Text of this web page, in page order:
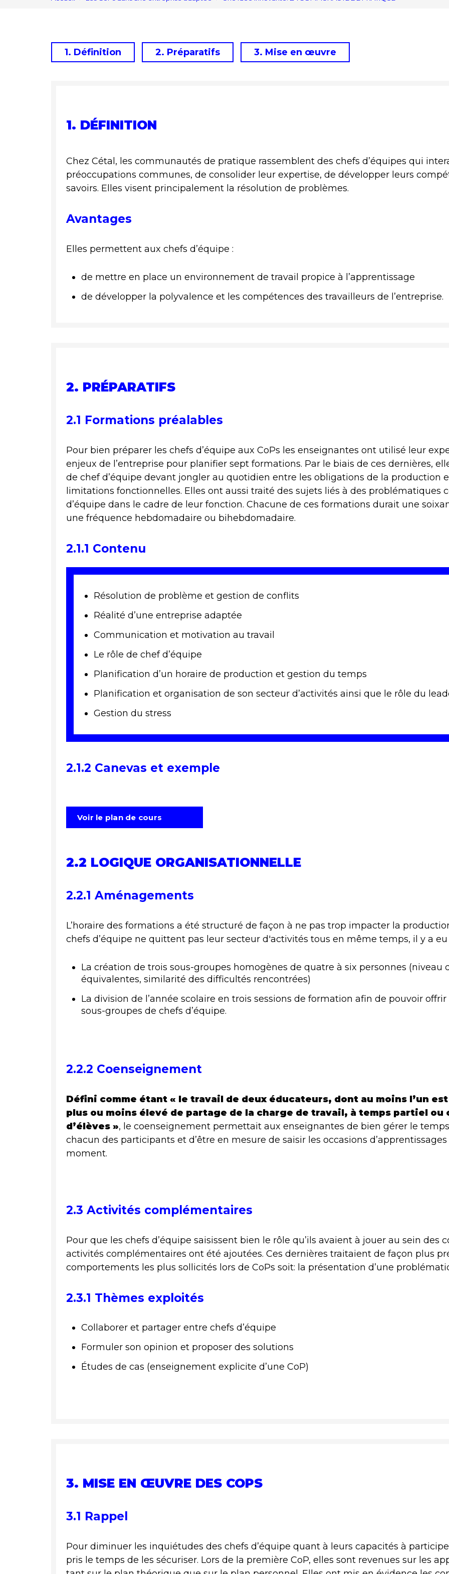
1. Définition 2. Préparatifs 3. Mise en œuvre
1. DÉFINITION
Chez Cétal, les communautés de pratique rassemblent des chefs d’équipes qui
préoccupations communes, de consolider leur expertise, de développer leurs
savoirs. Elles visent principalement la résolution de problèmes.
Avantages
Elles permettent aux chefs d’équipe :
de mettre en place un environnement de travail propice à l’apprentissage
de développer la polyvalence et les compétences des travailleurs de l’entreprise.
2. PRÉPARATIFS
2.1 Formations préalables
Pour bien préparer les chefs d’équipe aux CoPs les enseignantes ont utilisé leur
enjeux de l’entreprise pour planifier sept formations. Par le biais de ces dernières,
de chef d’équipe devant jongler au quotidien entre les obligations de la production
limitations fonctionnelles. Elles ont aussi traité des sujets liés à des problématiques
d’équipe dans le cadre de leur fonction. Chacune de ces formations durait une
une fréquence hebdomadaire ou bihebdomadaire.
2.1.1 Contenu
Résolution de problème et gestion de conflits
Réalité d’une entreprise adaptée
Communication et motivation au travail
Le rôle de chef d’équipe
Planification d’un horaire de production et gestion du temps
Planification et organisation de son secteur d’activités ainsi que le rôle du
Gestion du stress
2.1.2 Canevas et exemple
Voir le plan de cours
2.2 LOGIQUE ORGANISATIONNELLE
2.2.1 Aménagements
L’horaire des formations a été structuré de façon à ne pas trop impacter la
chefs d’équipe ne quittent pas leur secteur d'activités tous en même temps, il y a eu
La création de trois sous-groupes homogènes de quatre à six personnes (niveau
équivalentes, similarité des difficultés rencontrées)
La division de l’année scolaire en trois sessions de formation afin de pouvoir
sous-groupes de chefs d’équipe.
2.2.2 Coenseignement
Défini comme étant « le travail de deux éducateurs, dont au moins l’un
plus ou moins élevé de partage de la charge de travail, à temps partiel ou
d’élèves », le coenseignement permettait aux enseignantes de bien gérer le
chacun des participants et d’être en mesure de saisir les occasions
moment.
2.3 Activités complémentaires
Pour que les chefs d’équipe saisissent bien le rôle qu’ils avaient à jouer au sein
activités complémentaires ont été ajoutées. Ces dernières traitaient de façon plus
comportements les plus sollicités lors de CoPs soit: la présentation d’une
2.3.1 Thèmes exploités
Collaborer et partager entre chefs d’équipe
Formuler son opinion et proposer des solutions
Études de cas (enseignement explicite d’une CoP)
3. MISE EN ŒUVRE DES COPS
3.1 Rappel
Pour diminuer les inquiétudes des chefs d’équipe quant à leurs capacités à
pris le temps de les sécuriser. Lors de la première CoP, elles sont revenues sur les